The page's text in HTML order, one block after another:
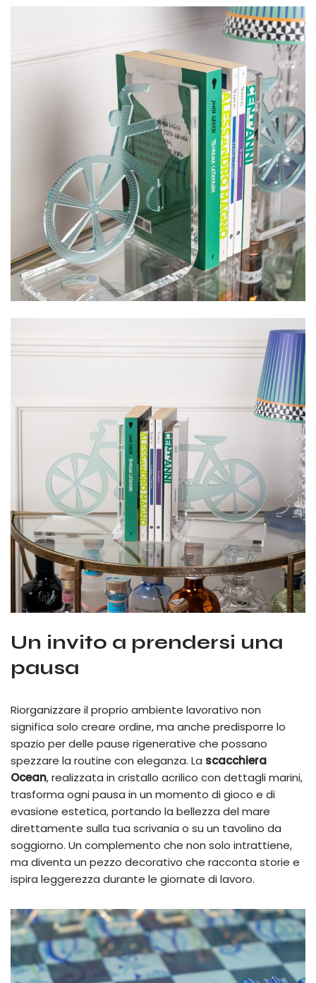
Un invito a prendersi una
pausa
Riorganizzare il proprio ambiente lavorativo non
significa solo creare ordine, ma anche predisporre lo
spazio per delle pause rigenerative che possano
spezzare la routine con eleganza. La scacchiera
Ocean, realizzata in cristallo acrilico con dettagli marini,
trasforma ogni pausa in un momento di gioco e di
evasione estetica, portando la bellezza del mare
direttamente sulla tua scrivania o su un tavolino da
soggiorno. Un complemento che non solo intrattiene,
ma diventa un pezzo decorativo che racconta storie e
ispira leggerezza durante le giornate di lavoro.